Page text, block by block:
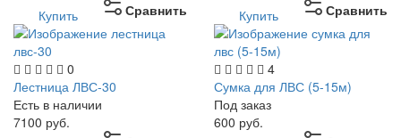
Сравнить
Купить
Сравнить
Купить
0
Лестница ЛВС-30
Есть в наличии
7100 руб.
4
Сумка для ЛВС (5-15м)
Под заказ
600 руб.